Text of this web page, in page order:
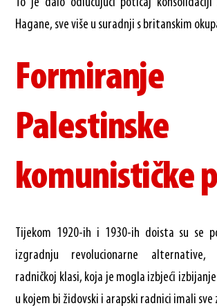
To je dalo odlučujući poticaj konsolidaciji
Hagane, sve više u suradnji s britanskim
Formiranje
Palestinske
komunističke
Tijekom 1920-ih i 1930-ih doista su se
izgradnju revolucionarne
radničkoj klasi, koja je mogla izbjeći
u kojem bi židovski i arapski radnici imali